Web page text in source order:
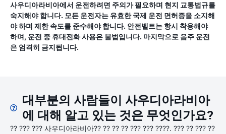
사우디아라비아에서 운전하려면 주의가 필요하며 현지 교통법규를
숙지해야 합니다. 모든 운전자는 유효한 국제 운전 면허증을 소지해
야 하며 제한 속도를 준수해야 합니다. 안전벨트는 항시 착용해야
하며, 운전 중 휴대전화 사용은 불법입니다. 마지막으로 음주 운전
은 엄격히 금지됩니다.
대부분의 사람들이 사우디아라비아
에 대해 알고 있는 것은 무엇인가요?
?? ??? ??? 사우디아라비아?? ?? ?? ?? ??? ??? ????. ??? ?? ??? ??